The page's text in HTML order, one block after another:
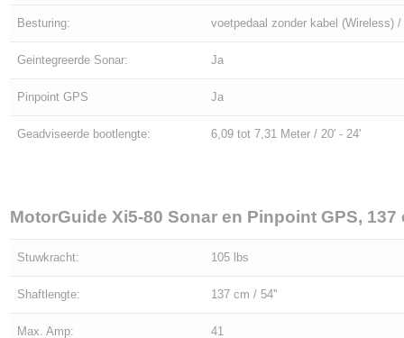
Besturing: voetpedaal zonder kabel (Wireless)
Geintegreerde Sonar: Ja
Pinpoint GPS Ja
Geadviseerde bootlengte: 6,09 tot 7,31 Meter / 20' - 24'
MotorGuide Xi5-80 Sonar en Pinpoint GPS, 137
Stuwkracht: 105 lbs
Shaftlengte: 137 cm / 54''
Max. Amp: 41